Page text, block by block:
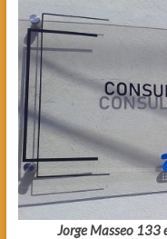
Jorge Masseo